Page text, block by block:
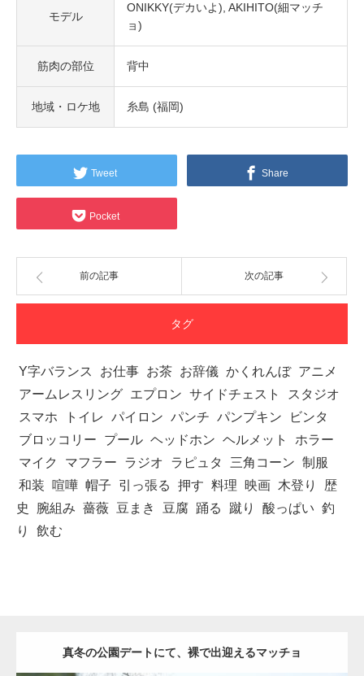
モデル
ONIKKY(デカいよ) AKIHITO(細マッチ
ョ)
筋肉の部位 背中
地域・ロケ地 糸島 (福岡)
Tweet Share
Pocket
前の記事 次の記事
タグ
Y字バランス お仕事 お茶 お辞儀 かくれんぼ アニメ
アームレスリング エプロン サイドチェスト
スタジオ
スマホ
トイレ パイロン パンチ パンプキン
ビンタ
ブロッコリー
プール ヘッドホン ヘルメット
ホラー
マイク
マフラー ラジオ ラピュタ 三角コーン 制服
和装
喧嘩 帽子 引っ張る 押す 料理 映画 木登り
歴
史
腕組み 薔薇 豆まき 豆腐 踊る 蹴り 酸っぱい 釣
り
飲む
真冬の公園デートにて、裸で出迎えるマッチョ